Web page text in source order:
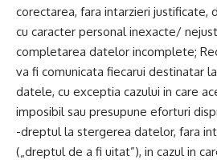
corectarea, fara intarzieri justificate,
cu caracter personal inexacte/
completarea datelor incomplete;
va fi comunicata fiecarui destinatar
datele, cu exceptia cazului in care
imposibil sau presupune eforturi
-dreptul la stergerea datelor, fara
(„dreptul de a fi uitat”), in cazul in